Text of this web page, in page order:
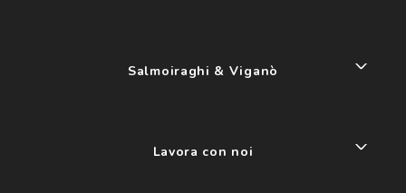
Salmoiraghi & Viganò
Lavora con noi